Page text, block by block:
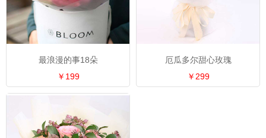
最浪漫的事18朵
￥199
厄瓜多尔甜心玫瑰
￥299